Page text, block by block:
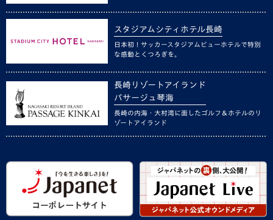
スタジアムシティホテル長崎
日本初！サッカースタジアムビューホテルで特別
な感動とくつろぎを。
長崎リゾートアイランド
パサージュ琴海
長崎の内海・大村湾に面したゴルフ＆ホテルのリ
ゾートアイランド